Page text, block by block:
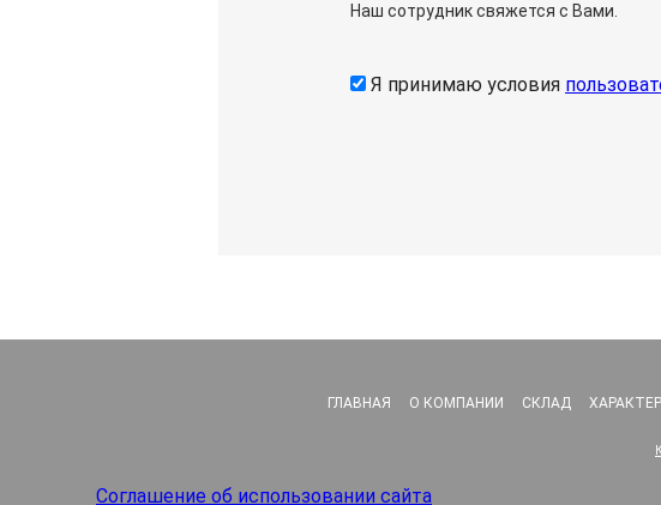
Наш сотрудник свяжется с Вами.
Я принимаю условия
ГЛАВНАЯ О КОМПАНИИ СКЛАД
Соглашение об использовании сайта